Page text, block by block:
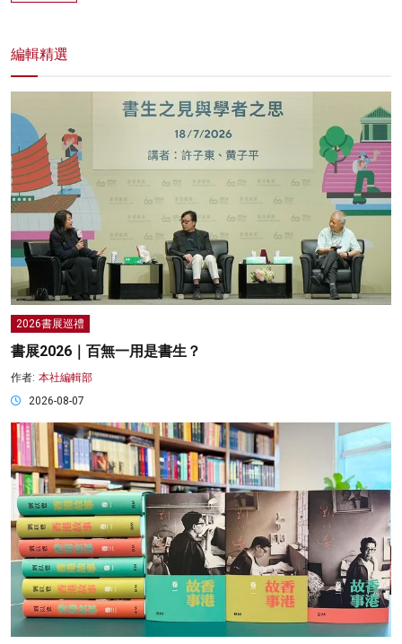
編輯精選
2026書展巡禮
書展2026｜百無一用是書生？
作者: 本社編輯部
2026-08-07